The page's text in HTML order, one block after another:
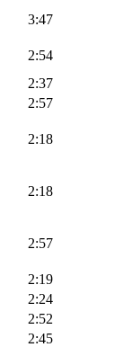
3:47
2:54
2:37
2:57
2:18
2:18
2:57
2:19
2:24
2:52
2:45